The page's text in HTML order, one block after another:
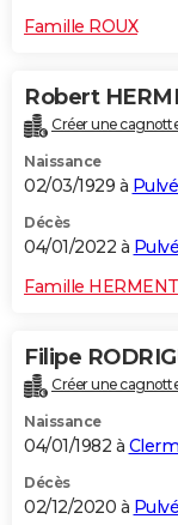
Famille ROUX
Robert
Créer une
Naissance
02/03/1929 à
Décès
04/01/2022 à
Famille HERMENT
Filipe
Créer une
Naissance
04/01/1982 à
Décès
02/12/2020 à